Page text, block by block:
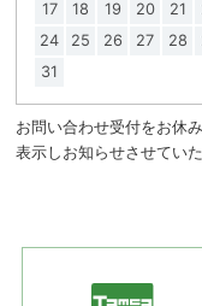
17
18 19 20 21
24
25 26 27 28
31
お問い合わせ受付をお休
表示しお知らせさせていた